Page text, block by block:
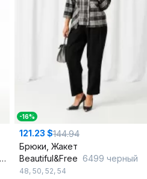
-16%
121.23 $144.94
Брюки, Жакет
Beautiful&Free 6499 черный
48, 50, 52, 54